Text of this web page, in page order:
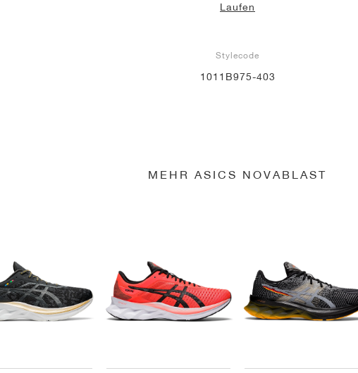
Laufen
Stylecode
1011B975-403
MEHR ASICS NOVABLAST